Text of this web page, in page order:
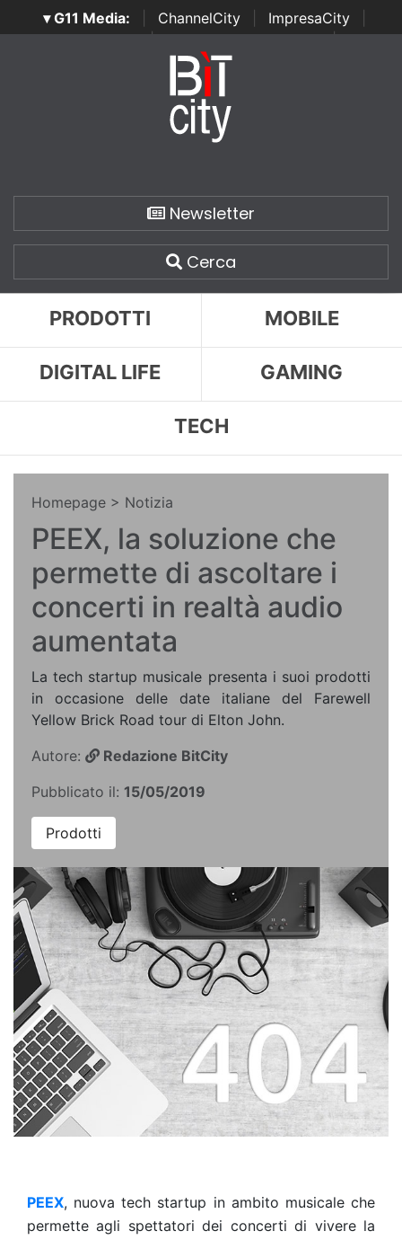
▾ G11 Media: ChannelCity ImpresaCity
SecurityOpenLab | Italian Channel Awards | Italian
Italian Security Awards
Newsletter
Cerca
PRODOTTI MOBILE
DIGITAL LIFE GAMING
TECH
Homepage > Notizia
PEEX, la soluzione che
permette di ascoltare i
concerti in realtà audio
aumentata
La tech startup musicale presenta i suoi prodotti
in occasione delle date italiane del Farewell
Yellow Brick Road tour di Elton John.
Autore:
Redazione BitCity
Pubblicato il: 15/05/2019
Prodotti
PEEX, nuova tech startup in ambito musicale che
permette agli spettatori dei concerti di vivere la